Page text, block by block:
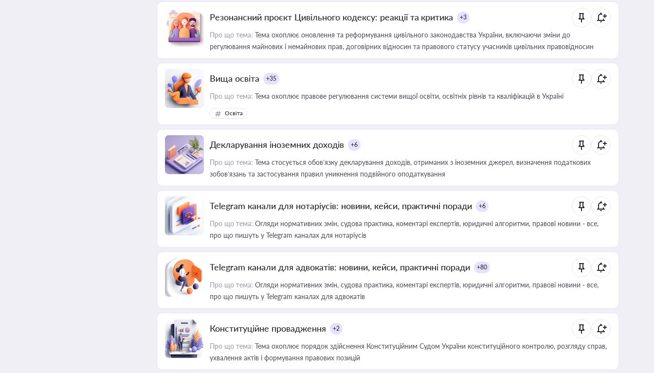
Резонансний проєкт Цивільного кодексу: реакції та критика +3
Про що тема: Тема охоплює оновлення та реформування цивільного законодавства України, включаючи зміни до
регулювання майнових і немайнових прав, договірних відносин та правового статусу учасників цивільних правовідносин
Вища освіта +35
Про що тема: Тема охоплює правове регулювання системи вищої освіти, освітніх рівнів та кваліфікацій в Україні
Освіта
Декларування іноземних доходів +6
Про що тема: Тема стосується обов’язку декларування доходів, отриманих з іноземних джерел, визначення податкових
зобов’язань та застосування правил уникнення подвійного оподаткування
Telegram канали для нотаріусів: новини, кейси, практичні поради +6
Про що тема: Огляди нормативних змін, судова практика, коментарі експертів, юридичні алгоритми, правові новини - все,
про що пишуть у Telegram каналах для нотаріусів
Telegram канали для адвокатів: новини, кейси, практичні поради +80
Про що тема: Огляди нормативних змін, судова практика, коментарі експертів, юридичні алгоритми, правові новини - все,
про що пишуть у Telegram каналах для адвокатів
Конституційне провадження +2
Про що тема: Тема охоплює порядок здійснення Конституційним Судом України конституційного контролю, розгляду справ,
ухвалення актів і формування правових позицій